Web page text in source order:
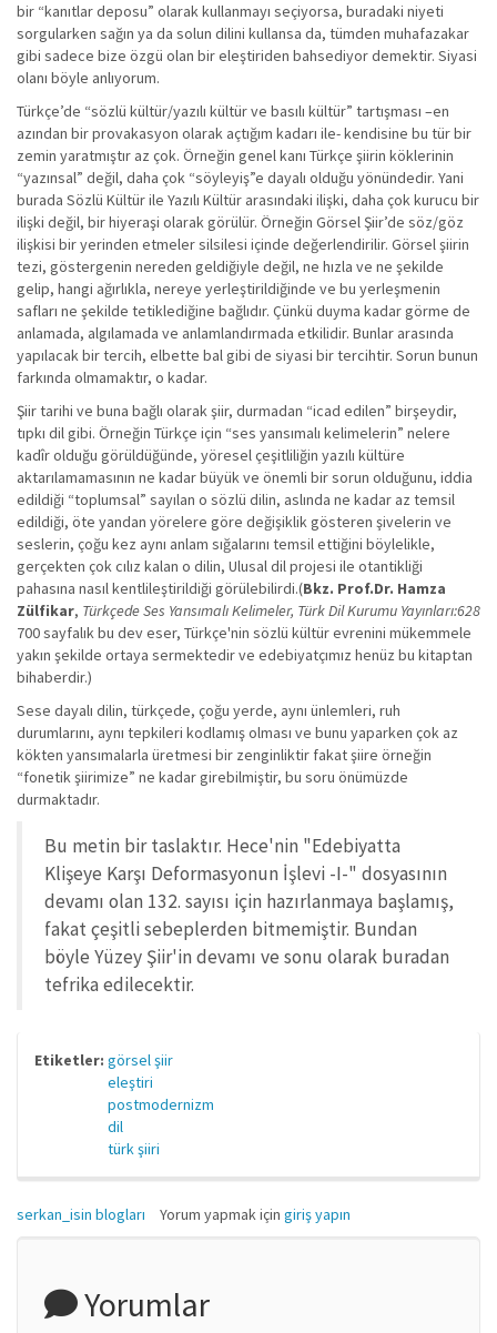
bir “kanıtlar deposu” olarak kullanmayı seçiyorsa, buradaki niyeti
sorgularken sağın ya da solun dilini kullansa da, tümden muhafazakar
gibi sadece bize özgü olan bir eleştiriden bahsediyor demektir. Siyasi
olanı böyle anlıyorum.
Türkçe’de “sözlü kültür/yazılı kültür ve basılı kültür” tartışması –en
azından bir provakasyon olarak açtığım kadarı ile- kendisine bu tür bir
zemin yaratmıştır az çok. Örneğin genel kanı Türkçe şiirin köklerinin
“yazınsal” değil, daha çok “söyleyiş”e dayalı olduğu yönündedir. Yani
burada Sözlü Kültür ile Yazılı Kültür arasındaki ilişki, daha çok kurucu bir
ilişki değil, bir hiyeraşi olarak görülür. Örneğin Görsel Şiir’de söz/göz
ilişkisi bir yerinden etmeler silsilesi içinde değerlendirilir. Görsel şiirin
tezi, göstergenin nereden geldiğiyle değil, ne hızla ve ne şekilde
gelip, hangi ağırlıkla, nereye yerleştirildiğinde ve bu yerleşmenin
safları ne şekilde tetiklediğine bağlıdır. Çünkü duyma kadar görme de
anlamada, algılamada ve anlamlandırmada etkilidir. Bunlar arasında
yapılacak bir tercih, elbette bal gibi de siyasi bir tercihtir. Sorun bunun
farkında olmamaktır, o kadar.
Şiir tarihi ve buna bağlı olarak şiir, durmadan “icad edilen” birşeydir,
tıpkı dil gibi. Örneğin Türkçe için “ses yansımalı kelimelerin” nelere
kadîr olduğu görüldüğünde, yöresel çeşitliliğin yazılı kültüre
aktarılamamasının ne kadar büyük ve önemli bir sorun olduğunu, iddia
edildiği “toplumsal” sayılan o sözlü dilin, aslında ne kadar az temsil
edildiği, öte yandan yörelere göre değişiklik gösteren şivelerin ve
seslerin, çoğu kez aynı anlam sığalarını temsil ettiğini böylelikle,
gerçekten çok cılız kalan o dilin, Ulusal dil projesi ile otantikliği
pahasına nasıl kentlileştirildiği görülebilirdi.(Bkz. Prof.Dr. Hamza
Zülfikar, Türkçede Ses Yansımalı Kelimeler, Türk Dil Kurumu Yayınları:628
700 sayfalık bu dev eser, Türkçe'nin sözlü kültür evrenini mükemmele
yakın şekilde ortaya sermektedir ve edebiyatçımız henüz bu kitaptan
bihaberdir.)
Sese dayalı dilin, türkçede, çoğu yerde, aynı ünlemleri, ruh
durumlarını, aynı tepkileri kodlamış olması ve bunu yaparken çok az
kökten yansımalarla üretmesi bir zenginliktir fakat şiire örneğin
“fonetik şiirimize” ne kadar girebilmiştir, bu soru önümüzde
durmaktadır.
Bu metin bir taslaktır. Hece'nin "Edebiyatta
Klişeye Karşı Deformasyonun İşlevi -I-" dosyasının
devamı olan 132. sayısı için hazırlanmaya başlamış,
fakat çeşitli sebeplerden bitmemiştir. Bundan
böyle Yüzey Şiir'in devamı ve sonu olarak buradan
tefrika edilecektir.
Etiketler: görsel şiir
eleştiri
postmodernizm
dil
türk şiiri
serkan_isin blogları Yorum yapmak için giriş yapın
Yorumlar